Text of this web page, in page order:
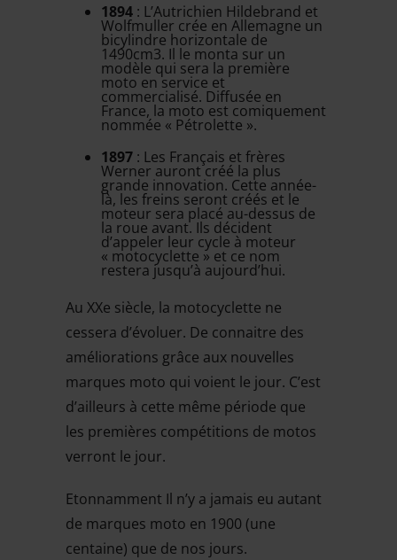
1894 : L’Autrichien Hildebrand et
Wolfmuller crée en Allemagne un
bicylindre horizontale de
1490cm3. Il le monta sur un
modèle qui sera la première
moto en service et
commercialisé. Diffusée en
France, la moto est comiquement
nommée « Pétrolette ».
1897 : Les Français et frères
Werner auront créé la plus
grande innovation. Cette année-
là, les freins seront créés et le
moteur sera placé au-dessus de
la roue avant. Ils décident
d’appeler leur cycle à moteur
« motocyclette » et ce nom
restera jusqu’à aujourd’hui.
Au XXe siècle, la motocyclette ne
cessera d’évoluer. De connaitre des
améliorations grâce aux nouvelles
marques moto qui voient le jour. C’est
d’ailleurs à cette même période que
les premières compétitions de motos
verront le jour.
Etonnamment Il n’y a jamais eu autant
de marques moto en 1900 (une
centaine) que de nos jours.